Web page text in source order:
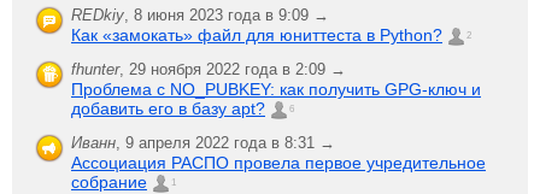
REDkiy, 8 июня 2023 года в 9:09 →
Как «замокать» файл для юниттеста в Python? 2
fhunter, 29 ноября 2022 года в 2:09 →
Проблема с NO_PUBKEY: как получить GPG-ключ и
добавить его в базу apt?
6
Иванн, 9 апреля 2022 года в 8:31 →
Ассоциация РАСПО провела первое учредительное
собрание
1